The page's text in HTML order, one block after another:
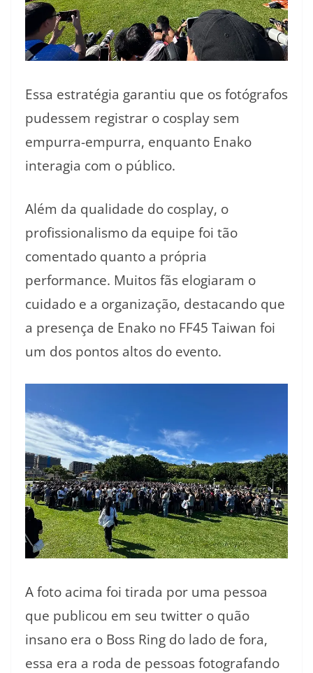
Essa estratégia garantiu que os fotógrafos
pudessem registrar o cosplay sem
empurra-empurra, enquanto Enako
interagia com o público.
Além da qualidade do cosplay, o
profissionalismo da equipe foi tão
comentado quanto a própria
performance. Muitos fãs elogiaram o
cuidado e a organização, destacando que
a presença de Enako no FF45 Taiwan foi
um dos pontos altos do evento.
A foto acima foi tirada por uma pessoa
que publicou em seu twitter o quão
insano era o Boss Ring do lado de fora,
essa era a roda de pessoas fotografando